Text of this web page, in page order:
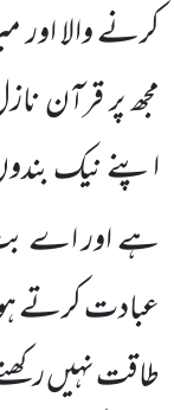
کرنے والا
مجھ پر قرآن
اپنے نیک
ہے اور اے
عبادت کرتے
طاقت نہیں رکھتے